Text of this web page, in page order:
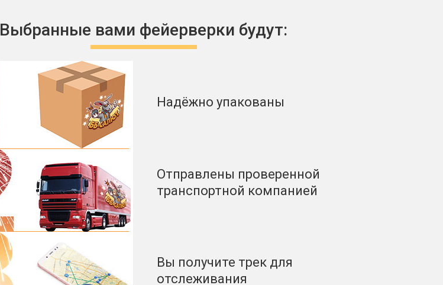
Выбранные вами фейерверки будут:
Надёжно упакованы
Отправлены проверенной
транспортной компанией
Вы получите трек для
отслеживания